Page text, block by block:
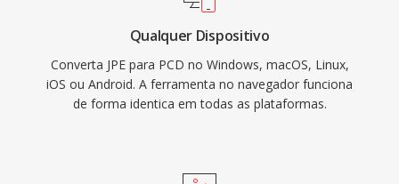
Qualquer Dispositivo
Converta JPE para PCD no Windows, macOS, Linux,
iOS ou Android. A ferramenta no navegador funciona
de forma identica em todas as plataformas.